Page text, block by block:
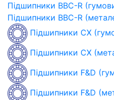
Підшипники BBC-R
Підшипники BBC-R
Підшипники CX
Підшипники CX
Підшипники F&D
Підшипники F&D